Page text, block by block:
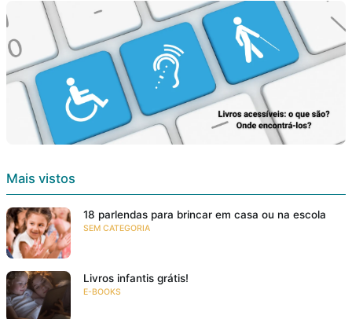
Mais vistos
18 parlendas para brincar em casa ou na escola
SEM CATEGORIA
Livros infantis grátis!
E-BOOKS